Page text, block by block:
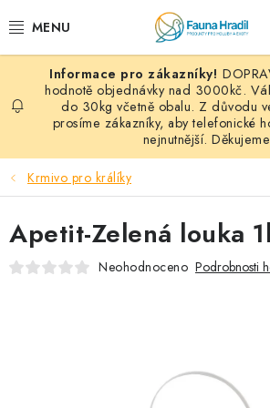
na
PAPOUŠCI A EXOTI
ZRNINY A OBILOVINY
MDM KRMIVA
BLOG
KONTAKT
hodnotě objednávky nad 3000kč.
do 30kg včetně obalu. Z důvodu
prosíme zákazníky, aby telefonické
nejnutnější.
Krmivo pro králíky
Apetit-Zelená louka
Neohodnoceno Podrobnosti